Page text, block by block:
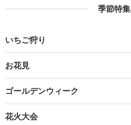
季節特集
いちご狩り
お花見
ゴールデンウィーク
花火大会